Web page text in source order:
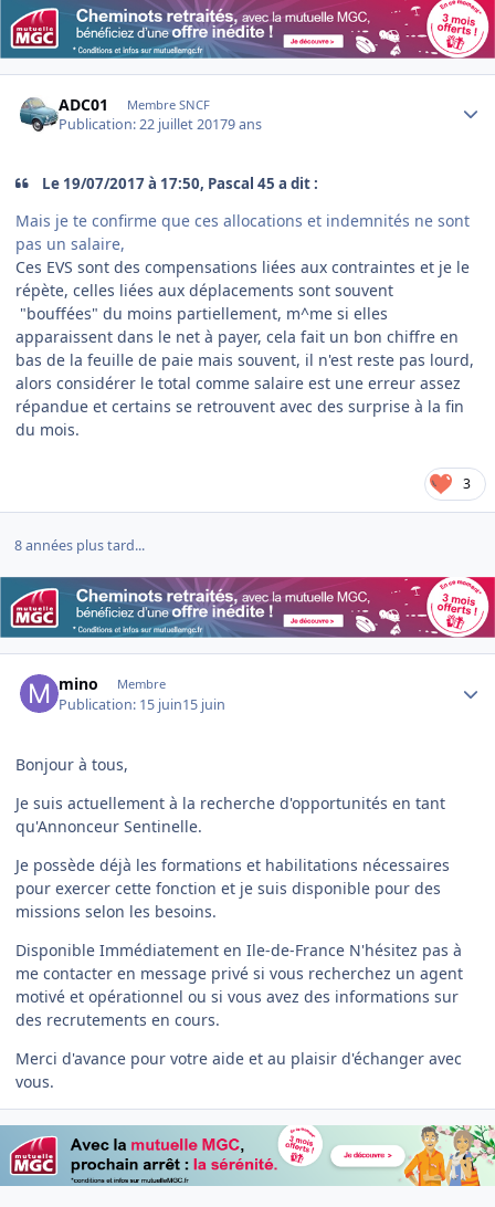
ADC01 Membre SNCF
Publication:22 juillet 20179 ans
Le 19/07/2017 à 17:50, Pascal 45 a dit :
Mais je te confirme que ces allocations et indemnités ne sont
pas un salaire,
Ces EVS sont des compensations liées aux contraintes et je le
répète, celles liées aux déplacements sont souvent
"bouffées" du moins partiellement, m^me si elles
apparaissent dans le net à payer, cela fait un bon chiffre en
bas de la feuille de paie mais souvent, il n'est reste pas lourd,
alors considérer le total comme salaire est une erreur assez
répandue et certains se retrouvent avec des surprise à la fin
du mois.
3
8 années plus tard...
mino Membre
Publication: 15 juin15 juin
Bonjour à tous,
Je suis actuellement à la recherche d'opportunités en tant
qu'Annonceur Sentinelle.
Je possède déjà les formations et habilitations nécessaires
pour exercer cette fonction et je suis disponible pour des
missions selon les besoins.
Disponible Immédiatement en Ile-de-France N'hésitez pas à
me contacter en message privé si vous recherchez un agent
motivé et opérationnel ou si vous avez des informations sur
des recrutements en cours.
Merci d'avance pour votre aide et au plaisir d'échanger avec
vous.